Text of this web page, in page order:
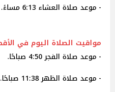
- موعد صلاة العشاء 6:13 مساءً.
مواقيت الصلاة اليوم في
- موعد صلاة الفجر 4:50 صباحًا.
- موعد صلاة الظهر 11:38 صباحًا.